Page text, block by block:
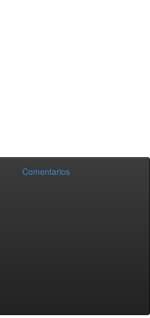
Comentarios